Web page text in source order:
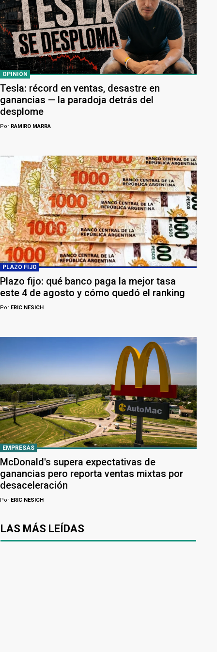
OPINIÓN
Tesla: récord en ventas, desastre en
ganancias — la paradoja detrás del
desplome
Por RAMIRO MARRA
PLAZO FIJO
Plazo fijo: qué banco paga la mejor tasa
este 4 de agosto y cómo quedó el ranking
Por ERIC NESICH
EMPRESAS
McDonald's supera expectativas de
ganancias pero reporta ventas mixtas por
desaceleración
Por ERIC NESICH
LAS MÁS LEÍDAS